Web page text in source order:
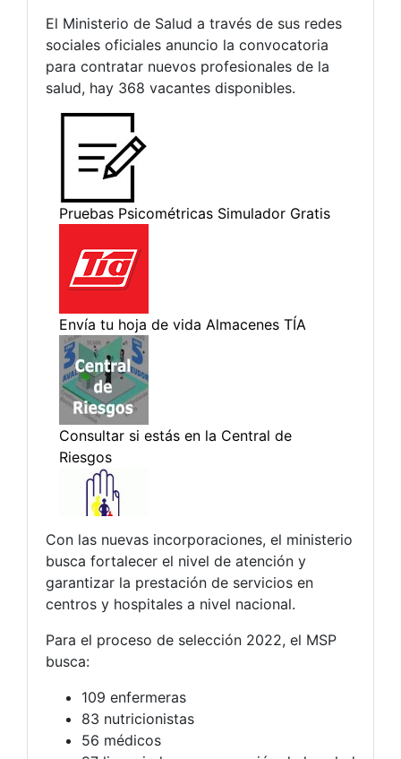
El Ministerio de Salud a través de sus redes
sociales oficiales anuncio la convocatoria
para contratar nuevos profesionales de la
salud, hay 368 vacantes disponibles.
Con las nuevas incorporaciones, el ministerio
busca fortalecer el nivel de atención y
garantizar la prestación de servicios en
centros y hospitales a nivel nacional.
Para el proceso de selección 2022, el MSP
busca:
109 enfermeras
83 nutricionistas
56 médicos